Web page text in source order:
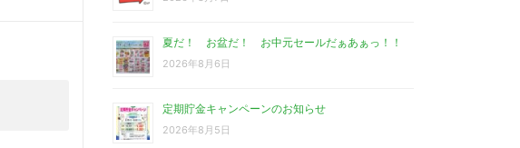
夏だ！ お盆だ！ お中元セールだぁあぁっ！！
2026年8月6日
定期貯金キャンペーンのお知らせ
2026年8月5日